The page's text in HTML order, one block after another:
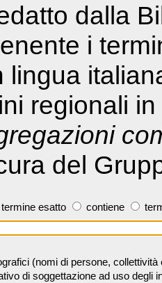
dalla
i
lingua
regionali
del
termine esatto contiene
(nomi di persone,
di soggettazione ad uso degli